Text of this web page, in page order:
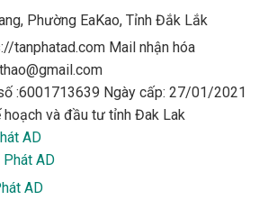
Phường EaKao, Tỉnh Đắk Lắk
tanphatad.com Mail nhận hóa
:6001713639 Ngày cấp: 27/01/2021
hoạch và đầu tư tỉnh Đak Lak
AD
Phát AD
AD